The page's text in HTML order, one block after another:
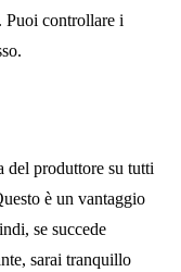
Puoi controllare i
del produttore su tutti
è un vantaggio
se succede
sarai tranquillo